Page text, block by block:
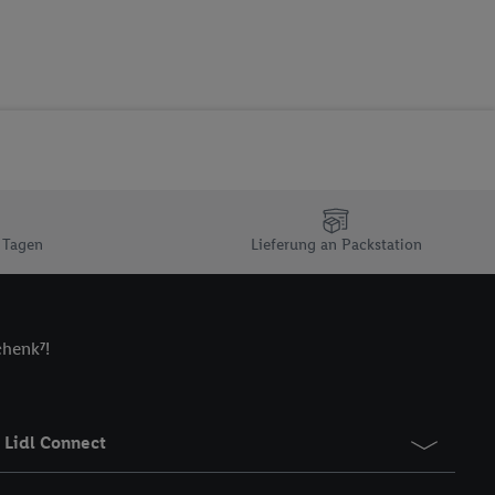
Lieferung an Packstation
Lidl Connect
Online-Kennung
verwenden
E-Mail-
Technologie in
und einer
Kennung
zu erfassen.
Dritten betrieben
speziell zur